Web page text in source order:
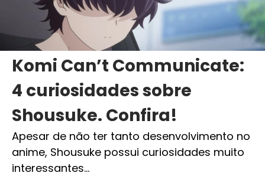
Komi Can’t Communicate:
4 curiosidades sobre
Shousuke. Confira!
Apesar de não ter tanto desenvolvimento no
anime, Shousuke possui curiosidades muito
interessantes…